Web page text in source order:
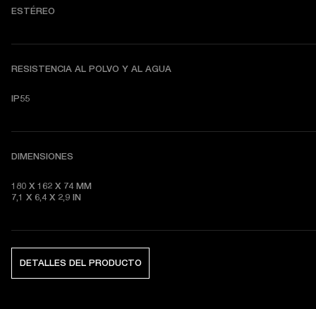
ESTÉREO
RESISTENCIA AL POLVO Y AL AGUA
IP55
DIMENSIONES
180 X 162 X 74
7,1 X 6,4 X 2,9 IN
DETALLES DEL PRODUCTO